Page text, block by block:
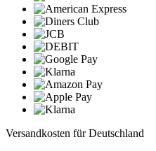
Versandkosten für Deutschland